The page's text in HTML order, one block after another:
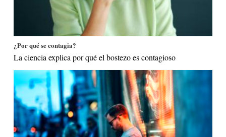
¿Por qué se contagia?
La ciencia explica por qué el bostezo es contagioso